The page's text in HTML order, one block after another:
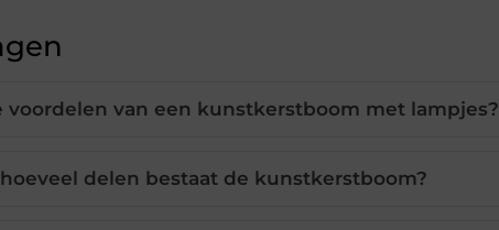
voordelen van een kunstkerstboom met lampjes?
delen bestaat de kunstkerstboom?